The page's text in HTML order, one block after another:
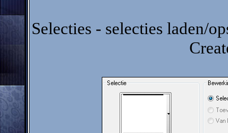
Selecties - selecties laden/